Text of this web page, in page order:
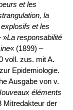
et les
la
et les
»La responsabilité
« (1899) –
voll. zus. mit A.
Epidemiologie.
Ausgabe von v.
éléments
Mitredakteur der